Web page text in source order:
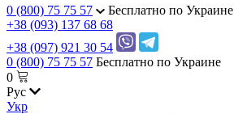
0 (800) 75 75 57
Бесплатно по Украине
+38 (093) 137 68 68
+38 (097) 921 30 54
0 (800) 75 75 57 Бесплатно по Украине
0
Рус
Укр